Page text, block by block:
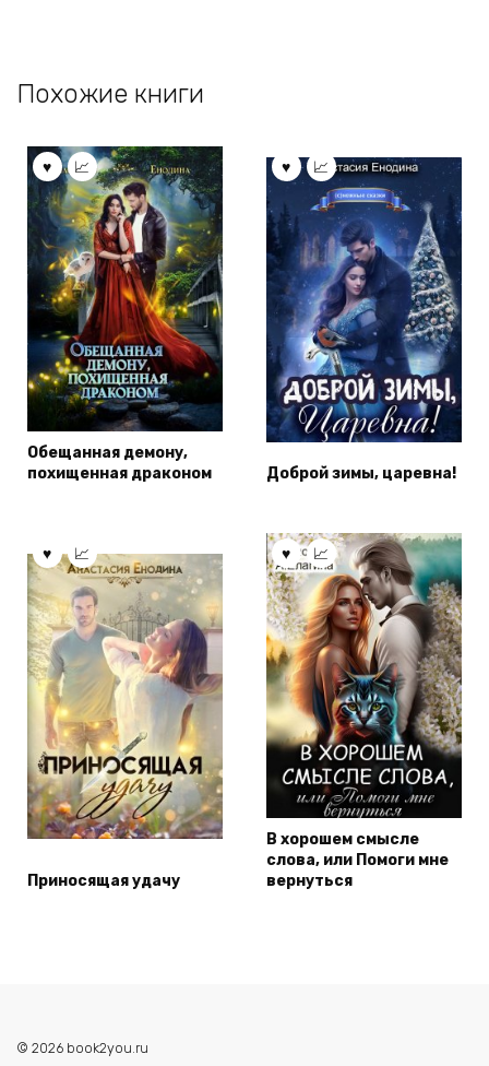
Похожие книги
Обещанная демону,
похищенная драконом
Доброй зимы, царевна!
Приносящая удачу
В хорошем смысле
слова, или Помоги мне
вернуться
© 2026 book2you.ru